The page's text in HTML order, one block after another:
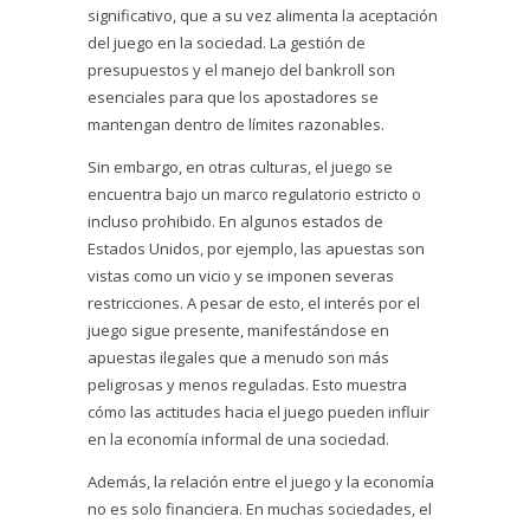
significativo, que a su vez alimenta la aceptación
del juego en la sociedad. La gestión de
presupuestos y el manejo del bankroll son
esenciales para que los apostadores se
mantengan dentro de límites razonables.
Sin embargo, en otras culturas, el juego se
encuentra bajo un marco regulatorio estricto o
incluso prohibido. En algunos estados de
Estados Unidos, por ejemplo, las apuestas son
vistas como un vicio y se imponen severas
restricciones. A pesar de esto, el interés por el
juego sigue presente, manifestándose en
apuestas ilegales que a menudo son más
peligrosas y menos reguladas. Esto muestra
cómo las actitudes hacia el juego pueden influir
en la economía informal de una sociedad.
Además, la relación entre el juego y la economía
no es solo financiera. En muchas sociedades, el